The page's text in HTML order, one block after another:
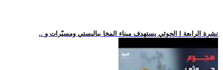
.. نشرة الرابعة | الحوثي يستهدف ميناء المخا بباليستي ومسيّرات و